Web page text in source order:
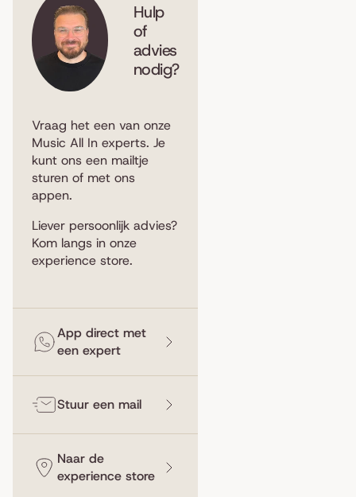
Hulp
of
advies
nodig?
Vraag het een van onze
Music All In experts. Je
kunt ons een mailtje
sturen of met ons
appen.
Liever persoonlijk advies?
Kom langs in onze
experience store.
App direct met
een expert
Stuur een mail
Naar de
experience store